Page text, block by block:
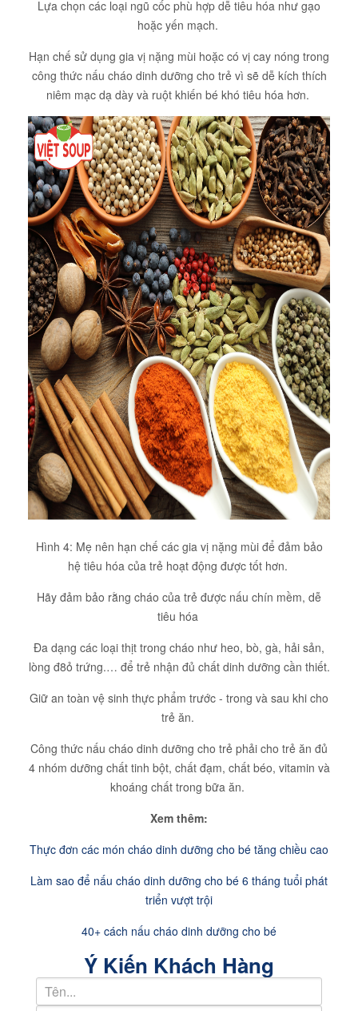
Lựa chọn các loại ngũ cốc phù hợp dễ tiêu hóa như gạo
hoặc yến mạch.
Hạn chế sử dụng gia vị nặng mùi hoặc có vị cay nóng trong
công thức nấu cháo dinh dưỡng cho trẻ vì sẽ dễ kích thích
niêm mạc dạ dày và ruột khiến bé khó tiêu hóa hơn.
Hình 4: Mẹ nên hạn chế các gia vị nặng mùi để đảm bảo
hệ tiêu hóa của trẻ hoạt động được tốt hơn.
Hãy đảm bảo rằng cháo của trẻ được nấu chín mềm, dễ
tiêu hóa
Đa dạng các loại thịt trong cháo như heo, bò, gà, hải sản,
lòng đ8ỏ trứng.… để trẻ nhận đủ chất dinh dưỡng cần thiết.
Giữ an toàn vệ sinh thực phẩm trước - trong và sau khi cho
trẻ ăn.
Công thức nấu cháo dinh dưỡng cho trẻ phải cho trẻ ăn đủ
4 nhóm dưỡng chất tinh bột, chất đạm, chất béo, vitamin và
khoáng chất trong bữa ăn.
Xem thêm:
Thực đơn các món cháo dinh dưỡng cho bé tăng chiều cao
Làm sao để nấu cháo dinh dưỡng cho bé 6 tháng tuổi phát
triển vượt trội
40+ cách nấu cháo dinh dưỡng cho bé
Ý Kiến Khách Hàng